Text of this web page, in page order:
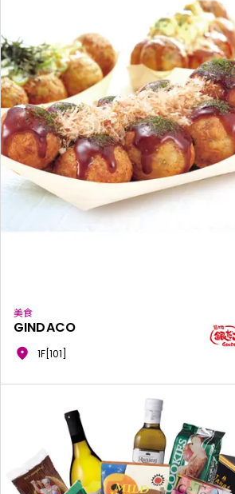
美食
GINDACO
1F[101]